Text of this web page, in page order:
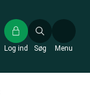
Søg
Log ind Menu